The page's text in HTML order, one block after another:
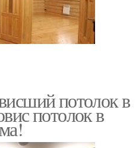
потолок в
потолок в